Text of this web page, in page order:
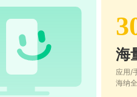
海
应用/
海纳